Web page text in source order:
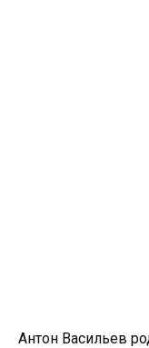
Антон Васильев